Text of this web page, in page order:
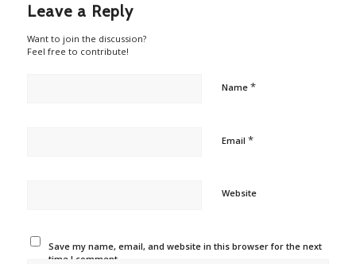
Leave a Reply
Want to join the discussion?
Feel free to contribute!
Name *
Email *
Website
Save my name, email, and website in this browser for the next
time I comment.